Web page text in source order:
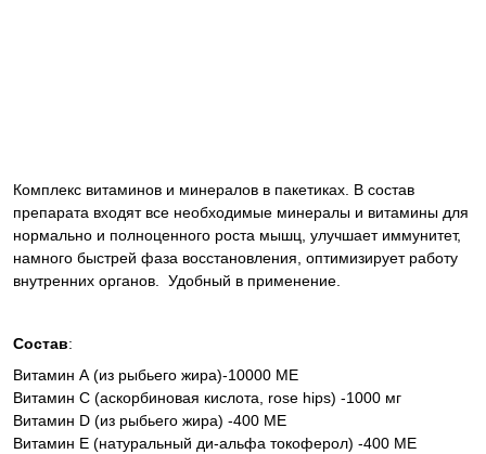
Комплекс витаминов и минералов в пакетиках. В состав
препарата входят все необходимые минералы и витамины для
нормально и полноценного роста мышц, улучшает иммунитет,
намного быстрей фаза восстановления, оптимизирует работу
внутренних органов. Удобный в применение.
Состав:
Витамин А (из рыбьего жира)-10000 МЕ
Витамин С (аскорбиновая кислота, rose hips) -1000 мг
Витамин D (из рыбьего жира) -400 МЕ
Витамин Е (натуральный ди-альфа токоферол) -400 МЕ